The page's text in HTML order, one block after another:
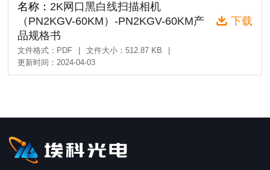
名称： 2K网口黑白线扫描相机
（PN2KGV-60KM）-PN2KGV-60KM产
品规格书
文件格式：PDF 文件大小：512.87 KB
更新时间：2024-04-03
下载